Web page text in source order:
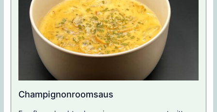
Champignonroomsaus